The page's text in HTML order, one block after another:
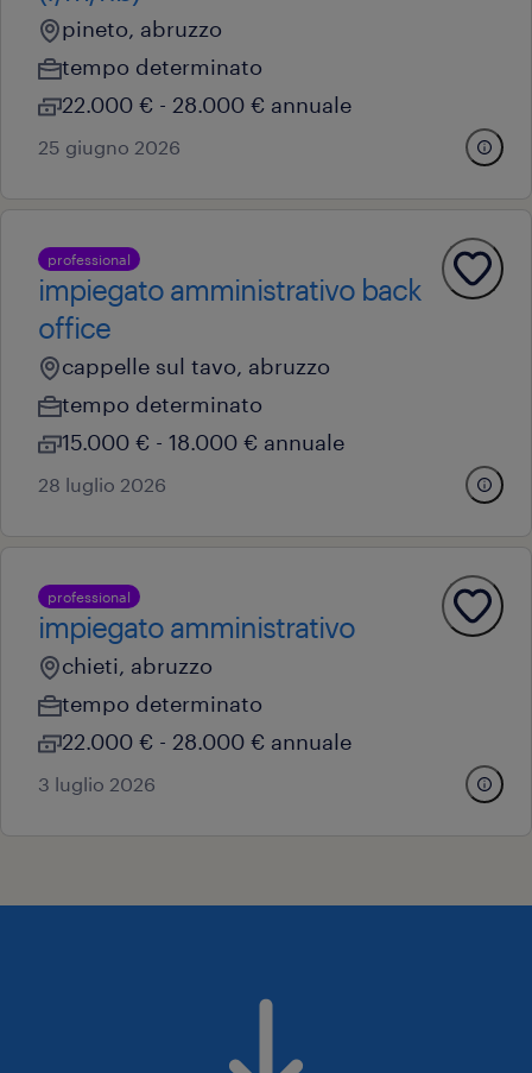
pineto, abruzzo
tempo determinato
22.000 € - 28.000 € annuale
25 giugno 2026
professional
impiegato amministrativo back
office
cappelle sul tavo, abruzzo
tempo determinato
15.000 € - 18.000 € annuale
28 luglio 2026
professional
impiegato amministrativo
chieti, abruzzo
tempo determinato
22.000 € - 28.000 € annuale
3 luglio 2026